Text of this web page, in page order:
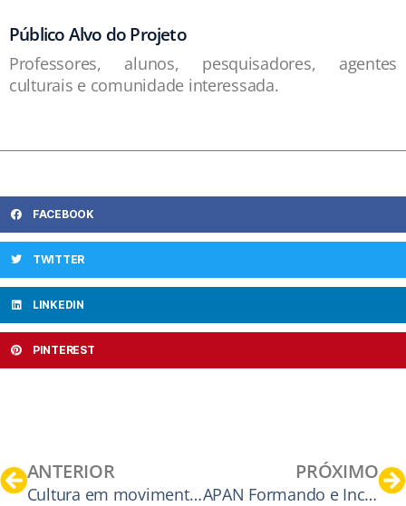
Público Alvo do Projeto
Professores, alunos, pesquisadores, agentes
culturais e comunidade interessada.
FACEBOOK
TWITTER
LINKEDIN
PINTEREST
ANTERIOR
Cultura em movimento, cidade em desenvolvimento. – Viver na comunidade.
PRÓXIMO
APAN Formando e Incentivando Atletas de Natação de Santa Catarina para o Brasil do Futuro